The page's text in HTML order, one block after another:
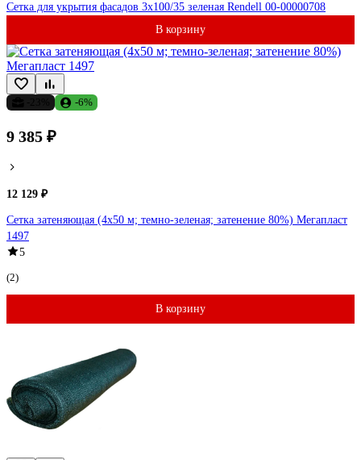
Сетка для укрытия фасадов 3х100/35 зеленая Rendell 00-00000708
В корзину
-6%
9 385 ₽
12 129 ₽
Сетка затеняющая (4х50 м; темно-зеленая; затенение 80%) Мегапласт
1497
5
(2)
В корзину